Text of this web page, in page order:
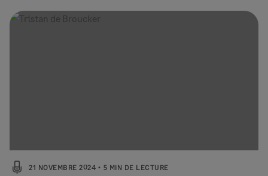
21 NOVEMBRE 2024 5 MIN DE LECTURE